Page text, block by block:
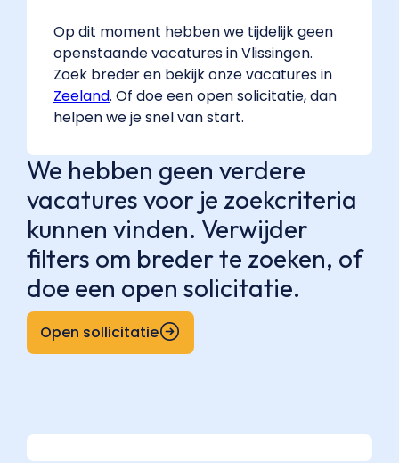
Op dit moment hebben we tijdelijk geen
openstaande vacatures in Vlissingen.
Zoek breder en bekijk onze vacatures in
Zeeland. Of doe een open solicitatie, dan
helpen we je snel van start.
We hebben geen verdere
vacatures voor je zoekcriteria
kunnen vinden. Verwijder
filters om breder te zoeken, of
doe een open solicitatie.
Open sollicitatie